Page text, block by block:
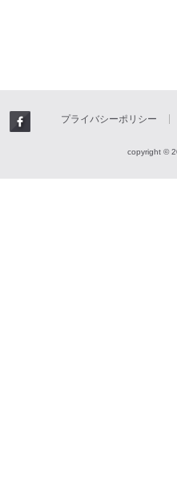
プライバシーポリシー
copyright ©